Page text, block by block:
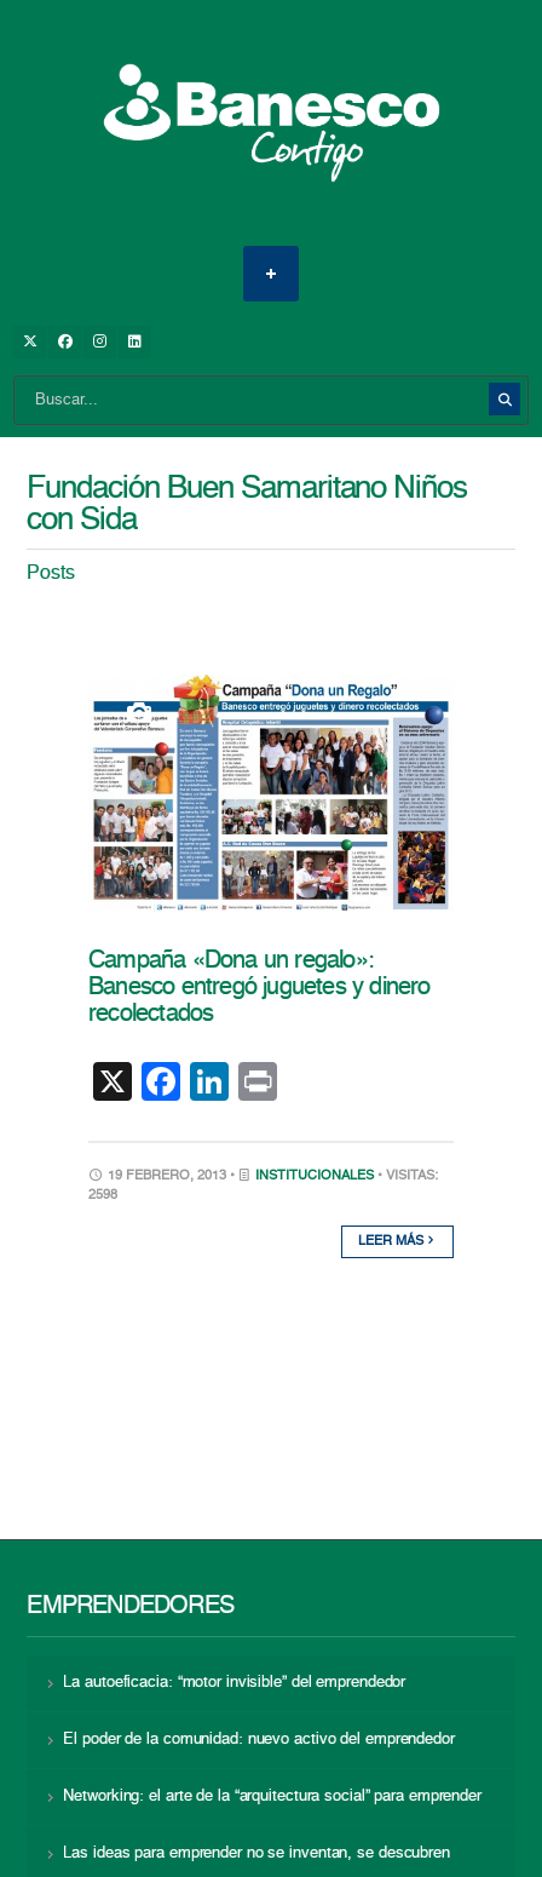
Fundación Buen Samaritano Niños
con Sida
Posts
Campaña «Dona un regalo»:
Banesco entregó juguetes y dinero
recolectados
X Facebook
LinkedIn
19 FEBRERO, 2013 • INSTITUCIONALES • VISITAS:
2598
LEER MÁS
EMPRENDEDORES
La autoeficacia: “motor invisible” del emprendedor
El poder de la comunidad: nuevo activo del emprendedor
Networking: el arte de la “arquitectura social” para emprender
Las ideas para emprender no se inventan, se descubren